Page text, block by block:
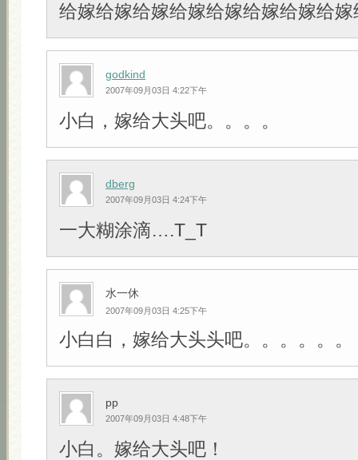
给嫁给嫁给嫁给嫁给嫁给嫁给嫁给
godkind
2007年09月03日 4:22下午
小白，嫁给大头吧。。。。
dberg
2007年09月03日 4:24下午
一大糊涂滴….T_T
水一休
2007年09月03日 4:25下午
小白白，嫁给大头头吧。。。。。。
pp
2007年09月03日 4:48下午
小白。嫁给大头吧！